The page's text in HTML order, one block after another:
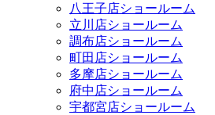
八王子店ショールーム
立川店ショールーム
調布店ショールーム
町田店ショールーム
多摩店ショールーム
府中店ショールーム
宇都宮店ショールーム